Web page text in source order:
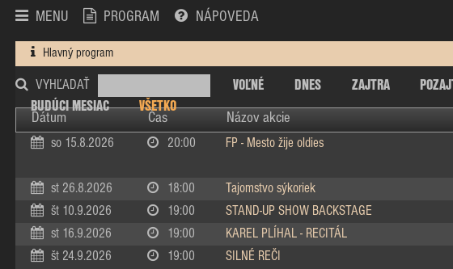
MENU PROGRAM NÁPOVEDA
Hlavný program
VYHĽADAŤ VOĽNÉ DNES ZAJTRA
BUDÚCI MESIAC
VŠETKO
Dátum Čas Názov akcie
so 15.8.2026 20:00 FP - Mesto žije oldies
st 26.8.2026 18:00 Tajomstvo sýkoriek
št 10.9.2026 19:00 STAND-UP SHOW BACKSTAGE
st 16.9.2026 19:00 KAREL PLÍHAL - RECITÁL
št 24.9.2026 19:00 SILNÉ REČI